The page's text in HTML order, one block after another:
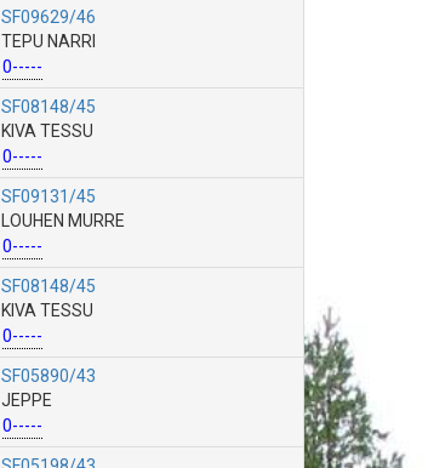
SF09629/46
TEPU NARRI
0-----
SF08148/45
KIVA TESSU
0-----
SF09131/45
LOUHEN MURRE
0-----
SF08148/45
KIVA TESSU
0-----
SF05890/43
JEPPE
0-----